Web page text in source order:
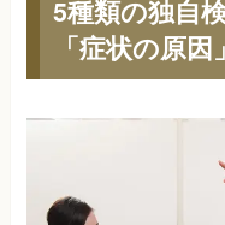
5種類の独自
「症状の原